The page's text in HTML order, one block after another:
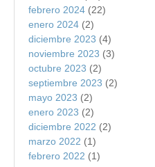
febrero 2024 (22)
enero 2024 (2)
diciembre 2023 (4)
noviembre 2023 (3)
octubre 2023 (2)
septiembre 2023 (2)
mayo 2023 (2)
enero 2023 (2)
diciembre 2022 (2)
marzo 2022 (1)
febrero 2022 (1)